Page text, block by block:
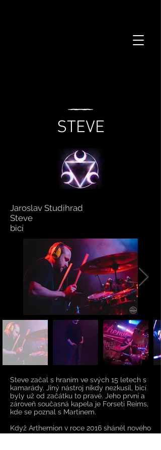
STEVE
Jaroslav Studihrad
Steve
bicí
Steve začal s hraním ve svých 15 letech s
kamarády. Jiný nástroj nikdy nezkusil, bicí
byly už od začátku to pravé. Jeho první a
zároveň současná kapela je Forseti Reims,
kde se poznal s Martinem.
Když Arthemion v roce 2016 sháněl nového
bubeníka, vzpomněl si Martin na Steva a